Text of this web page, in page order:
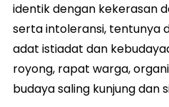
identik dengan kekerasan
serta intoleransi, tentunya
adat istiadat dan
royong, rapat warga,
budaya saling kunjung dan